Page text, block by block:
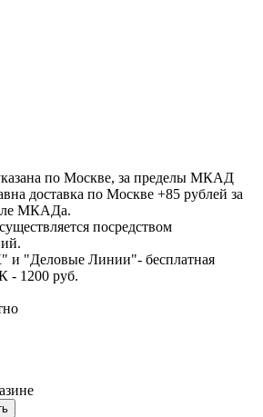
по Москве, за пределы МКАД
доставка по Москве +85 рублей за
МКАДа.
посредством
и "Деловые Линии"- бесплатная
- 1200 руб.